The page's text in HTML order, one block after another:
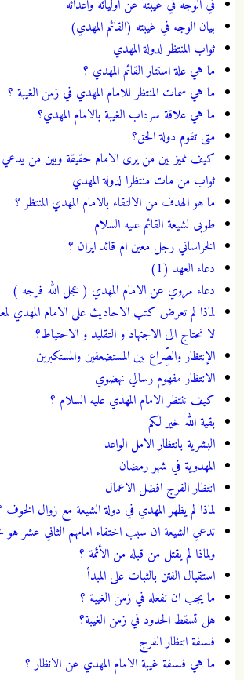
في الوجه في غيبته عن اوليائه واعدائه
بيان الوجه في غيبته (القائم المهدي)
ثواب المنتظر لدولة المهدي
ما هي علة استتار القائم المهدي ؟
ما هي سمات المنتظر للامام المهدي في زمن الغيبة ؟
ما هي علاقة سرداب الغيبة بالامام المهدي؟
متى تقوم دولة الحق؟
كيف نميز بين من يرى الامام حقيقة وبين من
ثواب من مات منتظرا لدولة المهدي
ما هو الهدف من الالتقاء بالامام المهدي المنتظر ؟
طوبى لشيعة القائم عليه السلام
الخراساني رجل معين ام قائد ايران ؟
دعاء العهد (1)
دعاء مروي عن الامام المهدي ( عجل الله فرجه )
لماذا لم تعرض كتب الاحاديث على الامام المهدي
لا نحتاج الى الاجتهاد و التقليد و الاحتياط؟
الإنتظار والصِّراع بين المستضعفين والمستكبرين
الانتظار مفهوم رسالي نهضوي
كيف ننتظر الامام المهدي عليه السلام ؟
بقية الله خير لكم
البشرية بانتظار الامل الواعد
المهدوية في شهر رمضان
انتظار الفرج افضل الاعمال
لماذا لم يظهر المهدي في دولة الشيعة مع زوال الخوف
تدعي الشيعة ان سبب اختفاء امامهم الثاني عشر
ولماذا لم يقتل من قبله من الأئمة ؟
استقبال الفتن بالثبات على المبدأ
ما يجب ان نفعله في زمن الغيبة ؟
هل تسقط الحدود في زمن الغيبة؟
فلسفة انتظار الفرج
ما هي فلسفة غيبة الامام المهدي عن الانظار ؟